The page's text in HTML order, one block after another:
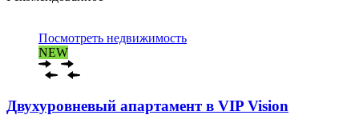
Посмотреть недвижимость
NEW
Двухуровневый апартамент в VIP Vision